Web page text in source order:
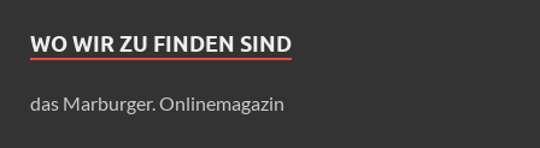
WO WIR ZU FINDEN SIND
das Marburger. Onlinemagazin